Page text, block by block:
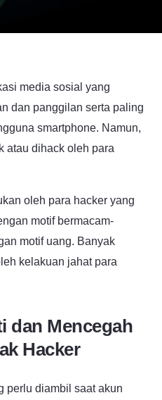
media sosial yang
dan panggilan serta paling
smartphone. Namun,
atau dihack oleh para
oleh para hacker yang
motif bermacam-
motif uang. Banyak
kelakuan jahat para
dan Mencegah
Hacker
perlu diambil saat akun